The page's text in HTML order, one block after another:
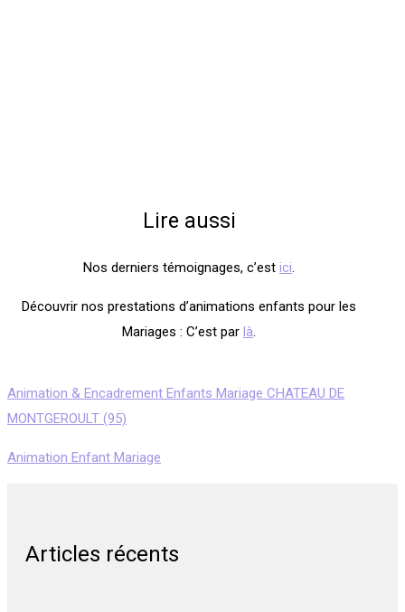
Lire aussi
Nos derniers témoignages, c’est ici.
Découvrir nos prestations d’animations enfants pour les
Mariages : C’est par là.
Animation & Encadrement Enfants Mariage CHATEAU DE
MONTGEROULT (95)
Animation Enfant Mariage
Articles récents